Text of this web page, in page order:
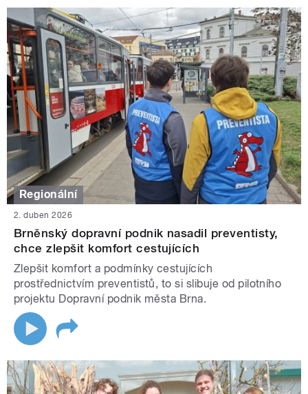
Regionální
2. duben 2026
Brněnský dopravní podnik nasadil preventisty,
chce zlepšit komfort cestujících
Zlepšit komfort a podmínky cestujících
prostřednictvím preventistů, to si slibuje od pilotního
projektu Dopravní podnik města Brna.